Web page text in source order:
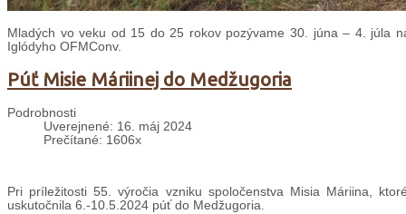
Mladých vo veku od 15 do 25 rokov pozývame 30. júna – 4. júla
Iglódyho OFMConv.
Púť Misie Máriinej do Medžugoria
Podrobnosti
Uverejnené: 16. máj 2024
Prečítané: 1606x
Pri príležitosti 55. výročia vzniku spoločenstva Misia Máriina,
uskutočnila 6.-10.5.2024 púť do Medžugoria.